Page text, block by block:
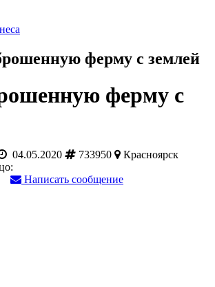
ферму с землей
ферму с
04.05.2020 733950
Красноярск
Написать сообщение